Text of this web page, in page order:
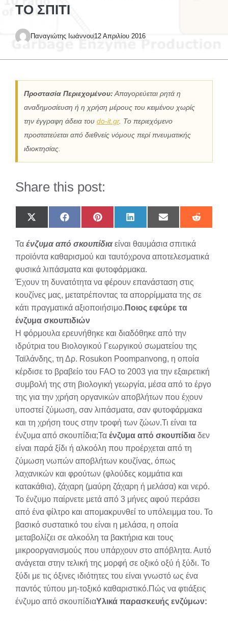
ΤΟ ΣΠΊΤΙ
Παναγιώτης Ιωάννου12 Απριλίου 2016
Προστασία Περιεχομένου: Απαγορεύεται ρητά η
αναδημοσίευση ή η χρήση μέρους του κειμένου χωρίς
την έγγραφη άδεια του do-it.gr. Το περιεχόμενο
προστατεύεται από διεθνείς νόμους περί πνευματικής
ιδιοκτησίας.
Share this post:
Share
on
(Twitter)
Share
on
Share
on
Share
on
Share
on
Share
on
Τα ένζυμα από σκουπίδιαείναι θαυμάσια σπιτικά
προϊόντα καθαρισμού και ταυτόχρονα αποτελεσματικά
φυσικά λιπάσματα και φυτοφάρμακα.
Έχουν τη δυνατότητα να φέρουν επανάσταση στις
κουζίνες μας, μετατρέποντας τα απορρίμματα της σε
κάτι πραγματικά αξιοποιήσιμο. Ποιος εφεύρε τα
ένζυμα σκουπιδιών
Η φόρμουλα ερευνήθηκε και διαδόθηκε από την
ιδρύτρια του Βιολογικού Γεωργικού σωματείου της
Ταϊλάνδης, τη Δρ. Rosukon Poompanvong, η οποία
κέρδισε το βραβείο του FAO το 2003 για την εξαιρετική
συμβολή της στη βιολογική γεωργία, μέσα από το έργο
της για την χρήση οργανικών αποβλήτων που έχουν
υποστεί ζύμωση, σαν λιπάσματα, σαν φυτοφάρμακα
και τη χρήση τους στην τροφή των ζώων.Τι είναι τα
ένζυμα από σκουπίδια;Τα ένζυμα από σκουπίδια δεν
είναι παρά ξίδι ή αλκοόλη που προέρχεται από τη
ζύμωση νωπών αποβλήτων κουζίνας, όπως
λαχανικών και φρούτων (φλούδες κομμάτια και
κατακάθια), ζάχαρη (μαύρη ζάχαρη ή μελάσα) και νερό.
Το ένζυμο παίρνετε μετά από 3 μήνες αφού περάσει
από ένα φίλτρο και απομακρυνθεί το υπόλειμμα του. Το
βασικό συστατικό του είναι η μελάσα, η οποία
μεταβολίζει σε αλκοόλη τα βακτήρια και τους
μικροοργανισμούς που υπάρχουν στο απόβλητα. Αυτό
ανάγεται στην τελική της μορφή σε οξικό οξύ ή ξύδι. Το
ξύδι με τις όξινες ιδιότητες του είναι γνωστό ως ένα
παντός τύπου μη-τοξικό καθαριστικό.Πώς να φτιάξεις
ένζυμο από σκουπίδιαΥλικά παρασκευής ενζύμων: